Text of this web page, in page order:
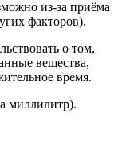
из-за приёма
факторов).
о том,
вещества,
время.
миллилитр).